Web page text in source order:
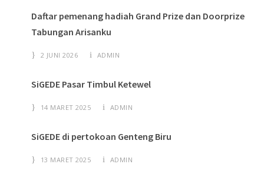
Daftar pemenang hadiah Grand Prize dan Doorprize
Tabungan Arisanku
2 JUNI 2026 ADMIN
SiGEDE Pasar Timbul Ketewel
14 MARET 2025 ADMIN
SiGEDE di pertokoan Genteng Biru
13 MARET 2025 ADMIN